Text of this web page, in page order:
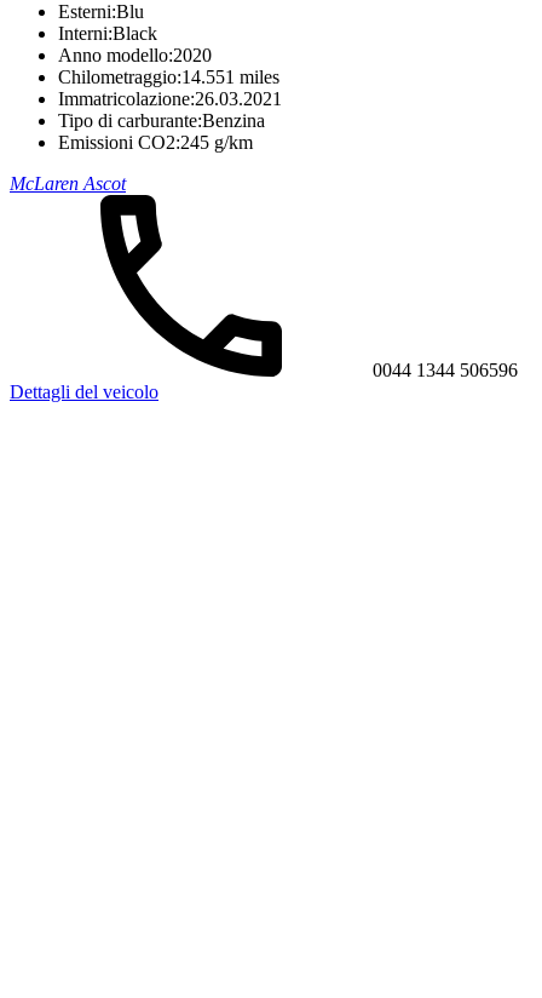
Esterni:Blu
Interni:Black
Anno modello:2020
Chilometraggio:14.551 miles
Immatricolazione:26.03.2021
Tipo di carburante:Benzina
Emissioni CO2:245 g/km
McLaren Ascot
0044 1344 506596
Dettagli del veicolo